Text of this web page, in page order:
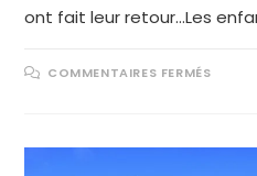
ont fait leur retour…Les
COMMENTAIRES FERMÉS